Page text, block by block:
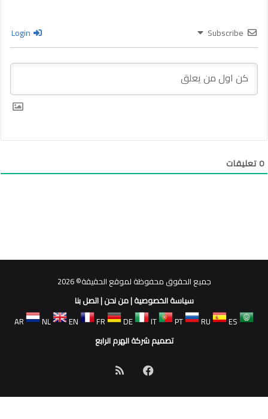
Subscribe
0تعليقات
جميع الحقوق محفوظة لموقع الحقيقة© 2026
سياسة الخصوصية|من نحن|اتصل بنا
AR
NL EN FR DE IT PT RU
ES
تصميم شركة الهرم الرابع
فيسبوكملخص
الموقع